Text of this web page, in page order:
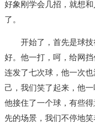
好象刚学会几招，就想
了。
开始了，首先是球
好。他一打，呵，给网
连发了七次球，他一次
己，我们笑了起来，他
他接住了一个球，有些
先的场景，我们不停地笑